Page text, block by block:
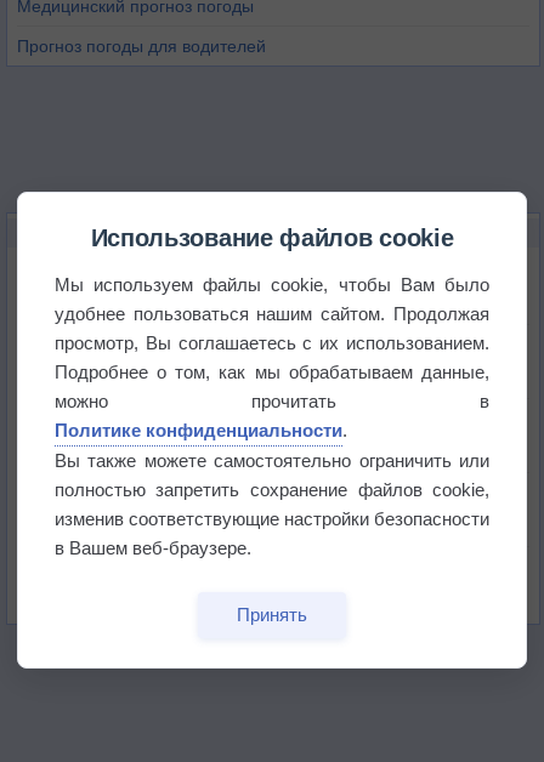
Медицинский прогноз погоды
Прогноз погоды для водителей
НОВОЕ О ПОГОДЕ
Приложение построит маршрут через тень
Атмосфера начала замерзать
В Приморье обнаружены морские волны тепла
Изменение климата повлияло на ареал обитания
Использование файлов cookie
Мы используем файлы cookie, чтобы Вам было
удобнее пользоваться нашим сайтом. Продолжая
просмотр, Вы соглашаетесь с их использованием.
Подробнее о том, как мы обрабатываем данные,
можно прочитать в
Политике конфиденциальности.
Вы также можете самостоятельно ограничить или
полностью запретить сохранение файлов cookie,
изменив соответствующие настройки безопасности
в Вашем веб-браузере.
Принять